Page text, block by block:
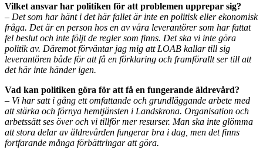
Vilket ansvar har politiken för att problemen upprepar sig?
– Det som har hänt i det här fallet är inte en politisk eller ekonomisk
fråga. Det är en person hos en av våra leverantörer som har fattat
fel beslut och inte följt de regler som finns. Det ska vi inte göra
politik av. Däremot förväntar jag mig att LOAB kallar till sig
leverantören både för att få en förklaring och framförallt ser till att
det här inte händer igen.
Vad kan politiken göra för att få en fungerande äldrevård?
– Vi har satt i gång ett omfattande och grundläggande arbete med
att stärka och förnya hemtjänsten i Landskrona. Organisation och
arbetssätt ses över och vi tillför mer resurser. Man ska inte glömma
att stora delar av äldrevården fungerar bra i dag, men det finns
fortfarande många förbättringar att göra.